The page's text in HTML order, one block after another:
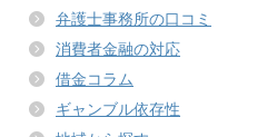
弁護士事務所の口コミ
消費者金融の対応
借金コラム
ギャンブル依存性